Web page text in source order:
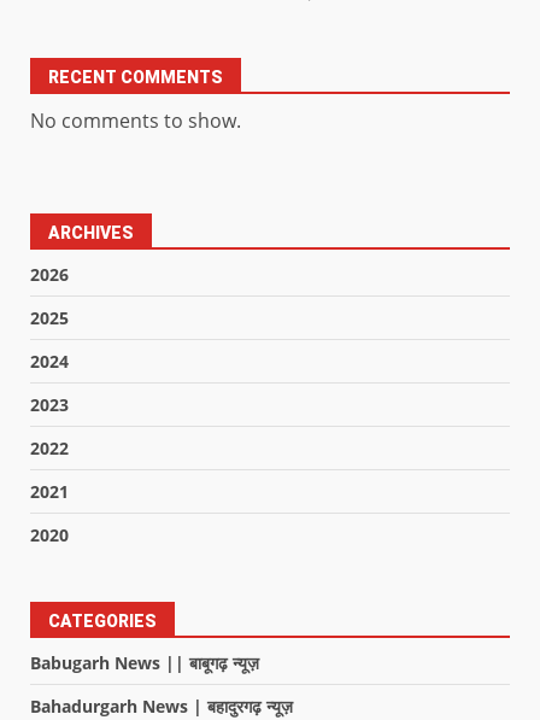
RECENT COMMENTS
No comments to show.
ARCHIVES
2026
2025
2024
2023
2022
2021
2020
CATEGORIES
Babugarh News || बाबूगढ़ न्यूज़
Bahadurgarh News | बहादुरगढ़ न्यूज़